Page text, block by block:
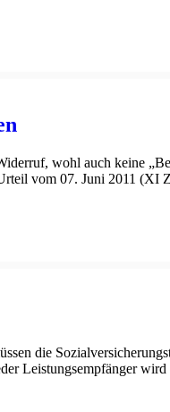
wohl auch keine
vom 07. Juni 2011
die
Leistungsempfänger